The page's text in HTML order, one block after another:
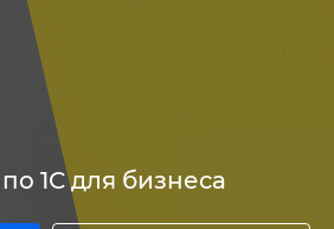
1С для бизнеса